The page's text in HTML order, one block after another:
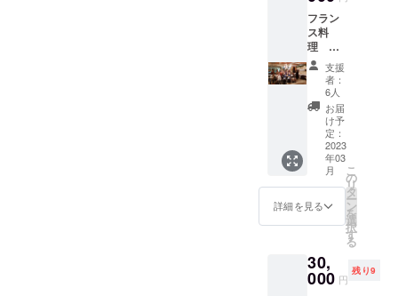
指定さ
れる場
合、場
所に
よって
は交通
費が発
生する
可能性
がござ
いま
す。
ます。
会場で
解説な
ども一
緒に楽
しんで
いただ
けるよ
うオン
ライン
配信チ
ケット
もつい
ており
ます。
フラン
ス料
理 ユ
ニバー
サルレ
ストラ
ン「ル
クロ・
ド・マ
リアー
ジュ」
にて
「大内
のクラ
イミン
グがこ
もアツ
い
ぜ！！
支援
者：
6人
お届
け予
定：
2023
年03
月
詳細を見る
こ
の
リ
タ
ー
ン
を
選
択
す
る
30,
000 円
残り9